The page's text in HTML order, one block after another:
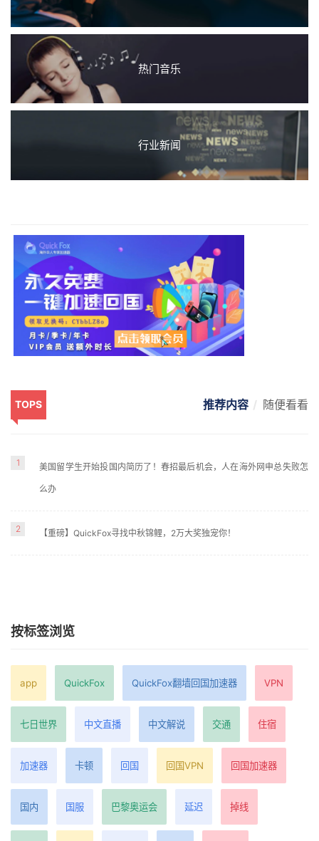
热门音乐
行业新闻
TOPS 推荐内容 随便看看
1 美国留学生开始投国内简历了！春招最后机会，人在海外网申总失败怎
么办
2 【重磅】QuickFox寻找中秋锦鲤，2万大奖独宠你！
按标签浏览
app QuickFox QuickFox翻墙回国加速器 VPN
七日世界 中文直播 中文解说 交通 住宿
加速器 卡顿 回国 回国VPN 回国加速器
国内 国服 巴黎奥运会 延迟 掉线